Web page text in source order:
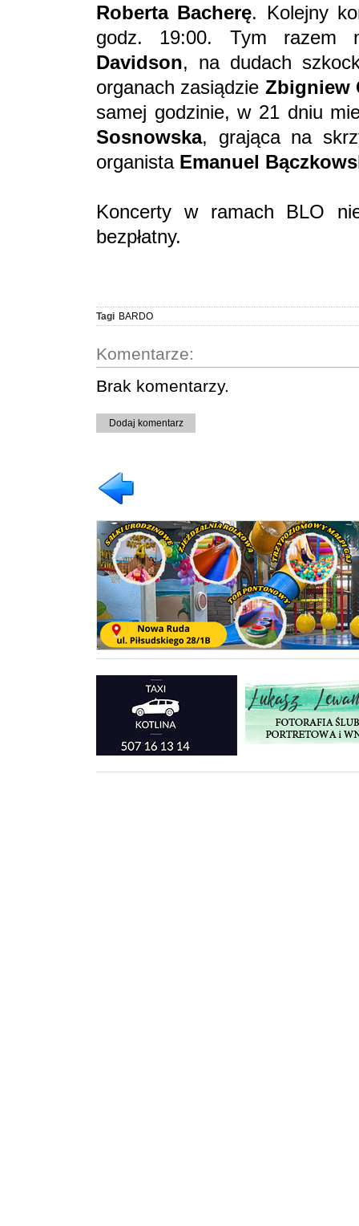
Roberta Bacherę. Kolejny
godz. 19:00. Tym
Davidson, na dudach
organach zasiądzie Zbigniew
samej godzinie, w 21 dniu
Sosnowska, grająca na
organista Emanuel
Koncerty w ramach BLO
bezpłatny.
Tagi BARDO
Komentarze:
Brak komentarzy.
Dodaj komentarz